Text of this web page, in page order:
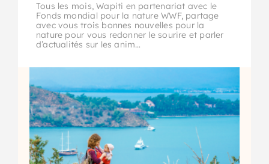
Tous les mois, Wapiti en partenariat avec le
Fonds mondial pour la nature WWF, partage
avec vous trois bonnes nouvelles pour la
nature pour vous redonner le sourire et parler
d’actualités sur les anim…